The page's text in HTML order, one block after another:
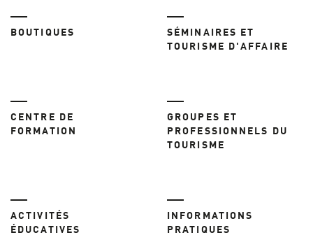
BOUTIQUES
SÉMINAIRES ET
TOURISME D'AFFAIRE
CENTRE DE
FORMATION
GROUPES ET
PROFESSIONNELS DU
TOURISME
ACTIVITÉS
ÉDUCATIVES
INFORMATIONS
PRATIQUES